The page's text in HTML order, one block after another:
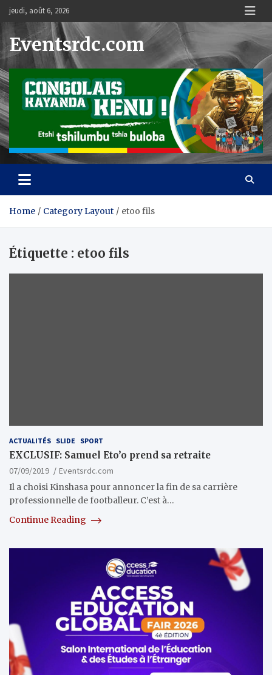
Skip
content
jeudi, août 6, 2026
Eventsrdc.com
Home Category Layout etoo fils
Étiquette : etoo fils
ACTUALITÉS SLIDE SPORT
EXCLUSIF: Samuel Eto’o prend sa retraite
07/09/2019
Eventsrdc.com
Il a choisi Kinshasa pour annoncer la fin de sa carrière
professionnelle de footballeur. C’est à…
Continue Reading